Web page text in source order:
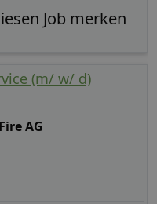
(m/ w/ d)
AG